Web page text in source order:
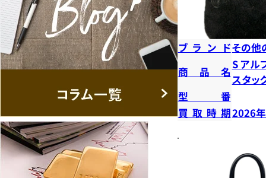
ブランドその他
商品名
S アル
スタッ
型番
買取時期2026